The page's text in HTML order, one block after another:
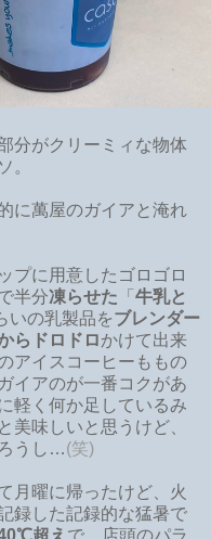
分がクリーミィな物体
。
に萬屋のガイアと淹れ
プに用意したゴロゴロ
半分凍らせた 「 牛乳と
いの乳製品をブレンダー
らドロドロ かけて出来
アイスコーヒーももの
イアのが一番コクがあ
軽く何か足しているみ
美味しいと思うけど、
うし…(笑)
月曜に帰ったけど、火
録した記録的な猛暑で